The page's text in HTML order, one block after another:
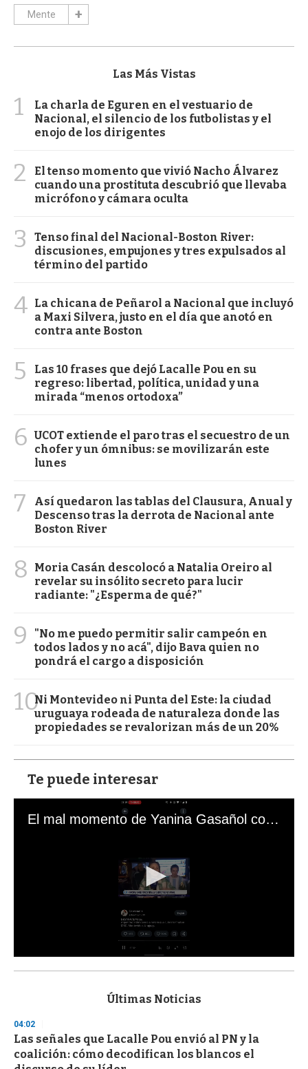
Mente
Las Más Vistas
1
La charla de Eguren en el vestuario de
Nacional, el silencio de los futbolistas y el
enojo de los dirigentes
2
El tenso momento que vivió Nacho Álvarez
cuando una prostituta descubrió que llevaba
micrófono y cámara oculta
3
Tenso final del Nacional-Boston River:
discusiones, empujones y tres expulsados al
término del partido
4 La chicana de Peñarol a Nacional que incluyó
a Maxi Silvera, justo en el día que anotó en
contra ante Boston
5
Las 10 frases que dejó Lacalle Pou en su
regreso: libertad, política, unidad y una
mirada “menos ortodoxa”
6 UCOT extiende el paro tras el secuestro de un
chofer y un ómnibus: se movilizarán este
lunes
7
Así quedaron las tablas del Clausura, Anual y
Descenso tras la derrota de Nacional ante
Boston River
8
Moria Casán descolocó a Natalia Oreiro al
revelar su insólito secreto para lucir
radiante: "¿Esperma de qué?"
9
"No me puedo permitir salir campeón en
todos lados y no acá", dijo Bava quien no
pondrá el cargo a disposición
10Ni Montevideo ni Punta del Este: la ciudad
uruguaya rodeada de naturaleza donde las
propiedades se revalorizan más de un 20%
Te puede interesar
El mal momento de Yanina Gasañol con un hincha argentino en "Subrayado"
s
d
s
o
f
Últimas Noticias
04:02
Las señales que Lacalle Pou envió al PN y la
coalición: cómo decodifican los blancos el